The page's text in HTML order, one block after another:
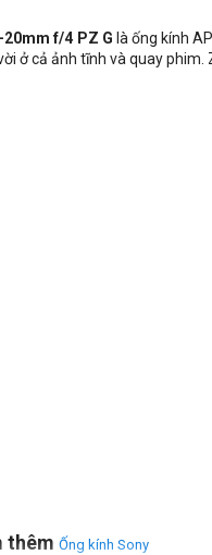
20mm f/4 PZ G là ống kính
ở cả ảnh tĩnh và quay
thêm Ống kính Sony